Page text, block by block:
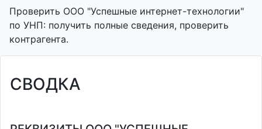
Проверить ООО "Успешные интернет-технологии"
по УНП: получить полные сведения, проверить
контрагента.
СВОДКА